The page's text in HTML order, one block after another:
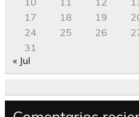
17
18 19
24
25 26
31
« Jul